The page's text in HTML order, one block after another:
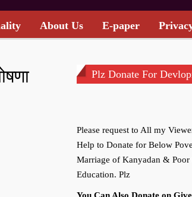
About Us E-paper
Plz Donate For
Please request to All my
Help to Donate for Below
Marriage of Kanyadan & Poor
Education. Plz